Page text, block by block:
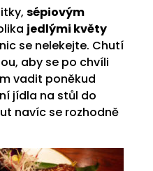
sépiovým
jedlými květy
se nelekejte. Chutí
aby se po chvíli
vadit poněkud
jídla na stůl do
navíc se rozhodně